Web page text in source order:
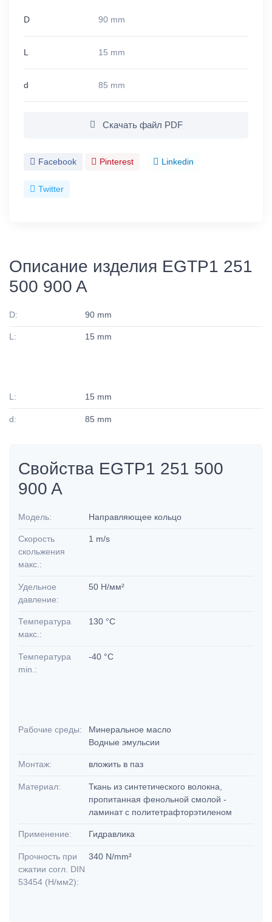
D 90 mm
L 15 mm
d 85 mm
Скачать файл PDF
Facebook Pinterest Linkedin
Twitter
Описание изделия EGTP1 251
500 900 A
D: 90 mm
L: 15 mm
L: 15 mm
d: 85 mm
Свойства EGTP1 251 500
900 A
Модель: Направляющее кольцо
Скорость
скольжения
макс.:
1 m/s
Удельное
давление:
50 Н/мм²
Температура
макс.:
130 °C
Температура
min.:
-40 °C
Рабочие среды:
Минеральное масло
Водные эмульсии
Монтаж: вложить в паз
Материал:
Ткань из синтетического волокна,
пропитанная фенольной смолой -
ламинат с политетрафторэтиленом
Применение: Гидравлика
Прочность при
сжатии согл. DIN
53454 (Н/мм2):
340 N/mm²